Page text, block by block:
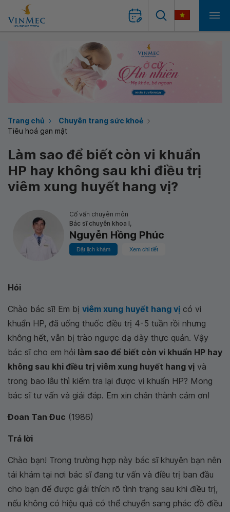
Trang chủ
Chuyên trang sức khoẻ
Tiêu hoá gan mật
Làm sao để biết còn vi khuẩn
HP hay không sau khi điều trị
viêm xung huyết hang vị?
Cố vấn chuyên môn
Bác sĩ chuyên khoa I,
Nguyễn Hồng Phúc
Đặt lịch khám Xem chi tiết
Hỏi
Chào bác sĩ! Em bị viêm xung huyết hang vị có vi
khuẩn HP, đã uống thuốc điều trị 4-5 tuần rồi nhưng
không hết, vẫn bị trào ngược dạ dày thực quản. Vậy
bác sĩ cho em hỏi làm sao để biết còn vi khuẩn HP hay
không sau khi điều trị viêm xung huyết hang vị và
trong bao lâu thì kiểm tra lại được vi khuẩn HP? Mong
bác sĩ tư vấn và giải đáp. Em xin chân thành cảm ơn!
Đoan Tan Đuc (1986)
Trả lời
Chào bạn! Trong trường hợp này bác sĩ khuyên bạn nên
tái khám tại nơi bác sĩ đang tư vấn và điều trị ban đầu
cho bạn để được giải thích rõ tình trạng sau khi điều trị,
nếu không có hiệu quả có thể chuyển sang phác đồ điều